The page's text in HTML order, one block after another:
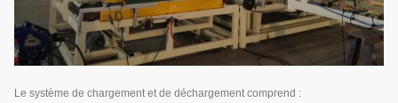
Le système de chargement et de déchargement comprend :